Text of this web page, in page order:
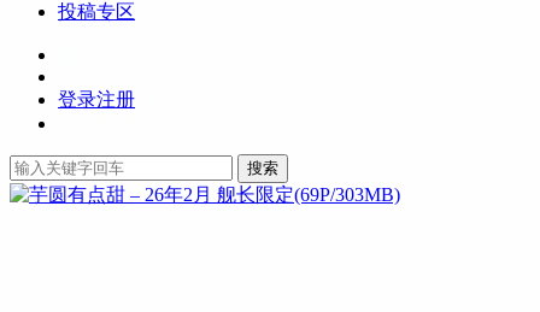
投稿专区
登录注册
搜索